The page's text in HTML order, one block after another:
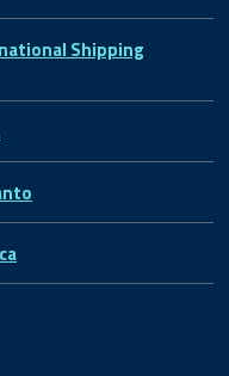
Shipping